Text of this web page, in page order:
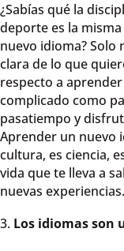
¿Sabías qué la
deporte es la
nuevo idioma? Solo
clara de lo que
respecto a
complicado como
pasatiempo y
Aprender un nuevo
cultura, es ciencia,
vida que te lleva a
nuevas experiencias.
Los idiomas son